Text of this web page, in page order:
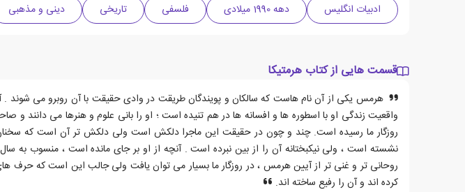
ادبیات انگلیس دهه 1990 میلادی فلسفی تاریخی دینی و مذهبی
قسمت هایی از کتاب هرمتیکا
هرمس یکی از آن نام هاست که سالکان و پویندگان طریقت در وادی حقیقت با آن روبرو می شوند .
واقعیت زندگی او با اسطوره ها و افسانه ها در هم تنیده است ؛ او را بانی علوم و هنرها می
روزگار ما رسیده است. چند و چون در حقیقت این ماجرا دلکش است ولی دلکش تر آن است که
نشسته است ، ولی نیکبختانه آن را از بین نبرده است . آنچه از او بر جای مانده است ، منسوب
روحانی تر و غنی تر از آیین هرمس ، در روزگار ما بسیار می توان یافت ولی جالب این است که حرف
کرده اند و آن را رفیع ساخته اند.